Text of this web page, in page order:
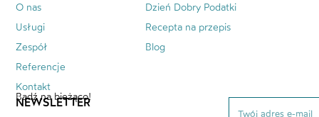
O nas
Usługi
Zespół
Referencje
Kontakt
Dzień Dobry Podatki
Recepta na przepis
Blog
NEWSLETTER
Bądź na bieżąco!